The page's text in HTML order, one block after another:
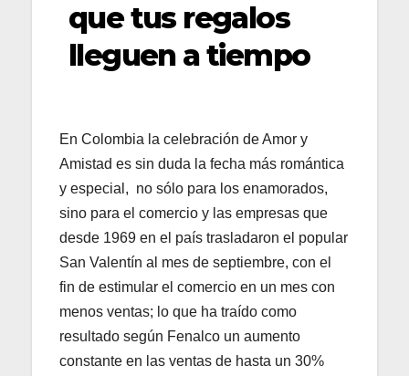
que tus regalos
lleguen a tiempo
En Colombia la celebración de Amor y
Amistad es sin duda la fecha más romántica
y especial, no sólo para los enamorados,
sino para el comercio y las empresas que
desde 1969 en el país trasladaron el popular
San Valentín al mes de septiembre, con el
fin de estimular el comercio en un mes con
menos ventas; lo que ha traído como
resultado según Fenalco un aumento
constante en las ventas de hasta un 30%